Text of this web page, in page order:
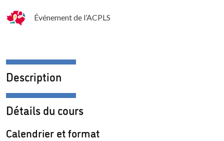
Événement de l’ACPLS
Description
Détails du cours
Calendrier et format